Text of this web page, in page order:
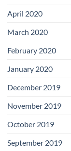
April 2020
March 2020
February 2020
January 2020
December 2019
November 2019
October 2019
September 2019